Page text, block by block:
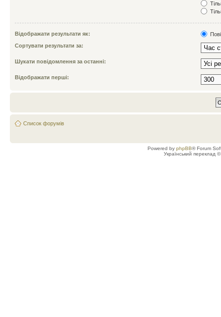
Відображати результати як:
Сортувати результати за:
Шукати повідомлення за останні:
Відображати перші:
Список форумів
Powered by phpBB® Forum
Український переклад